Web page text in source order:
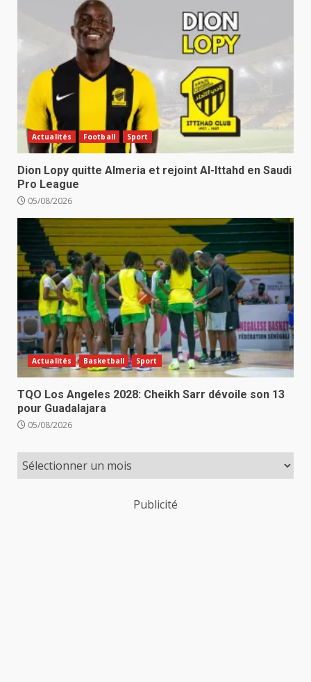
Actualités Football Sport
Dion Lopy quitte Almeria et rejoint Al-Ittahd en Saudi
Pro League
05/08/2026
Actualités Basketball Sport
TQO Los Angeles 2028: Cheikh Sarr dévoile son 13
pour Guadalajara
05/08/2026
Publicité